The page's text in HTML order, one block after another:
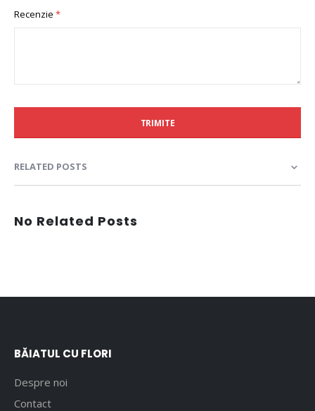
Recenzie
TRIMITE
RELATED POSTS
No Related Posts
BĂIATUL CU FLORI
Despre noi
Contact